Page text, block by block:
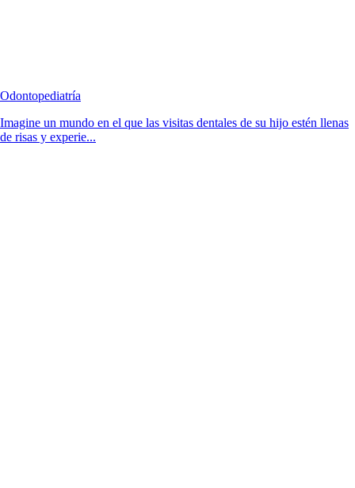
Odontopediatría
Imagine un mundo en el que las visitas dentales de su hijo estén llenas
de risas y experie...